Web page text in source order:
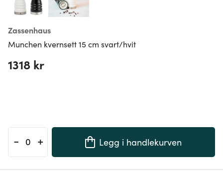
Zassenhaus
Munchen kvernsett 15 cm svart/hvit
1318 kr
- + Legg i handlekurven